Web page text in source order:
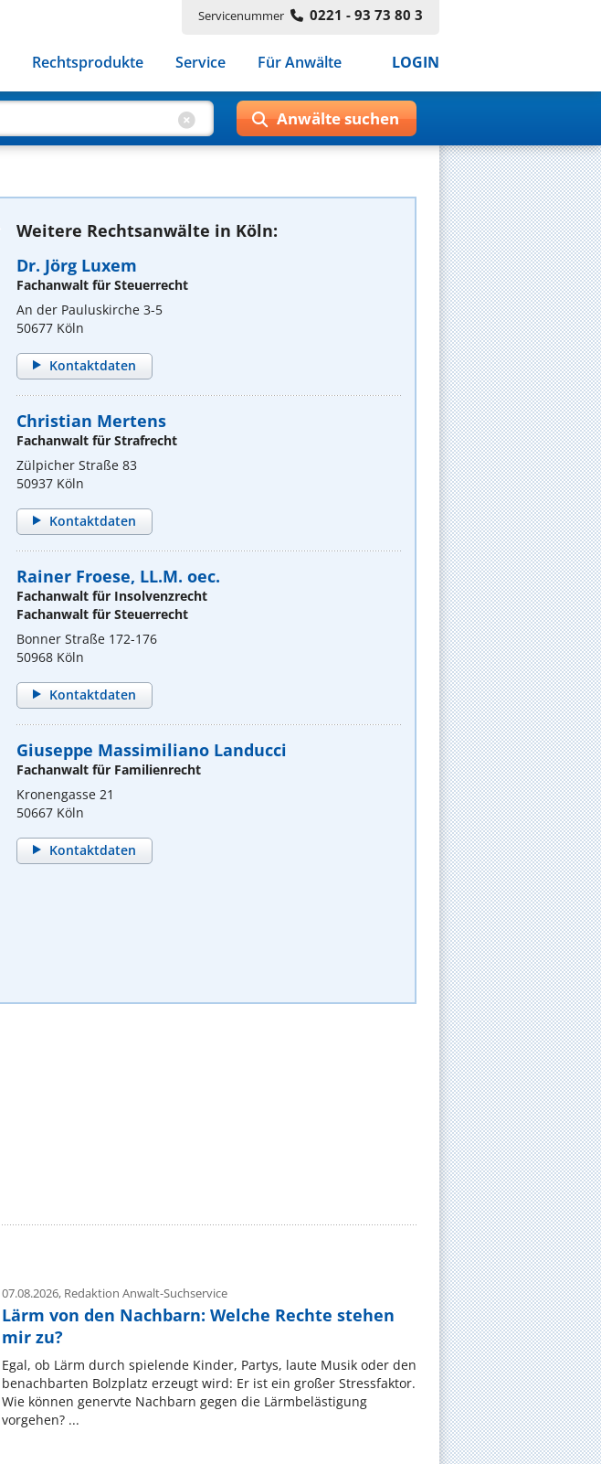
Servicenummer 0221 - 93 73 80 3
Rechtsprodukte Service Für Anwälte LOGIN
Weitere Rechtsanwälte in Köln:
Dr. Jörg Luxem
Fachanwalt für Steuerrecht
An der Pauluskirche 3-5
50677 Köln
Kontaktdaten
Christian Mertens
Fachanwalt für Strafrecht
Zülpicher Straße 83
50937 Köln
Kontaktdaten
Rainer Froese, LL.M. oec.
Fachanwalt für Insolvenzrecht
Fachanwalt für Steuerrecht
Bonner Straße 172-176
50968 Köln
Kontaktdaten
Giuseppe Massimiliano Landucci
Fachanwalt für Familienrecht
Kronengasse 21
50667 Köln
Kontaktdaten
07.08.2026,Redaktion Anwalt-Suchservice
Lärm von den Nachbarn: Welche Rechte stehen
mir zu?
Egal, ob Lärm durch spielende Kinder, Partys, laute Musik oder den
benachbarten Bolzplatz erzeugt wird: Er ist ein großer Stressfaktor.
Wie können genervte Nachbarn gegen die Lärmbelästigung
vorgehen? ...